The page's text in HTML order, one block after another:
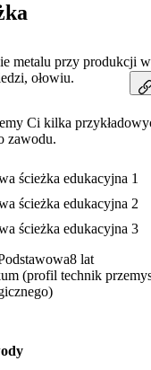
metalu przy produkcji
ołowiu.
Ci kilka
zawodu.
ścieżka edukacyjna 1
ścieżka edukacyjna 2
ścieżka edukacyjna 3
8 lat
(profil technik